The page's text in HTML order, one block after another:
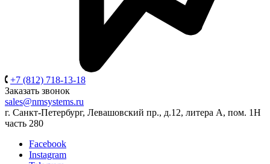
+7 (812) 718-13-18
Заказать звонок
sales@nmsystems.ru
г. Санкт-Петербург, Левашовский пр., д.12, литера А, пом. 1Н
часть 280
Facebook
Instagram